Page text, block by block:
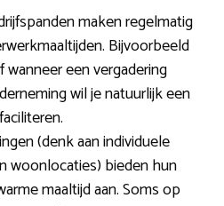
maken regelmatig
Bijvoorbeeld
wanneer een vergadering
wil je natuurlijk een
(denk aan individuele
woonlocaties) bieden hun
maaltijd aan. Soms op